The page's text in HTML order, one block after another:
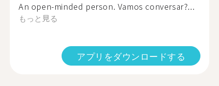
An open-minded person. Vamos conversar?...
もっと見る
アプリをダウンロードする